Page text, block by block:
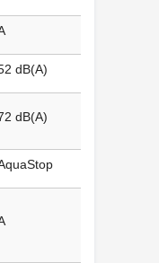
dB(A)
dB(A)